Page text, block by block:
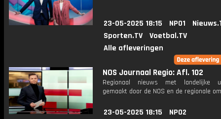
23-05-2025 18:15 NPO1
Sporten.TV
Voetbal.TV
Alle afleveringen
NOS Journaal Regio: Afl. 102
Regionaal nieuws met landelijke
gemaakt door de NOS en de regionale
23-05-2025 18:15 NPO2